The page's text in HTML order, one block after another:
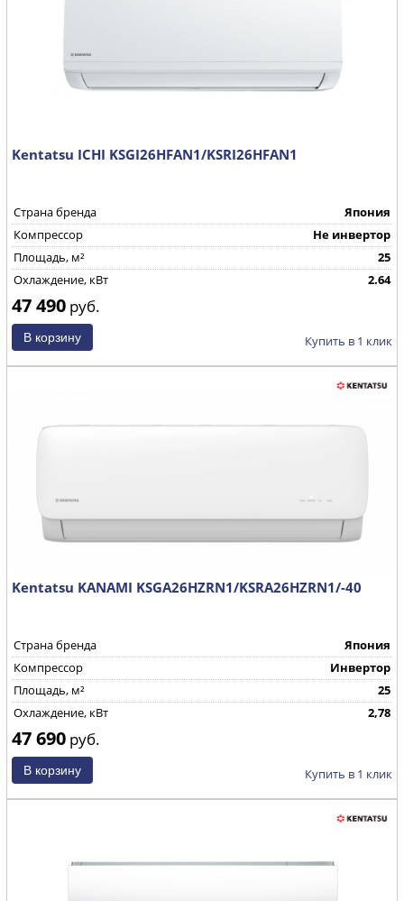
Kentatsu ICHI KSGI26HFAN1/KSRI26HFAN1
Страна бренда
Япония
Компрессор
Не инвертор
Площадь, м²
25
Охлаждение, кВт
2.64
47 490 руб.
Купить в 1 клик
Kentatsu KANAMI KSGA26HZRN1/KSRA26HZRN1/-40
Страна бренда
Япония
Компрессор
Инвертор
Площадь, м²
25
Охлаждение, кВт
2,78
47 690 руб.
Купить в 1 клик